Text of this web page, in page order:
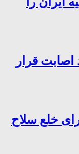
قرار
خلع سلاح